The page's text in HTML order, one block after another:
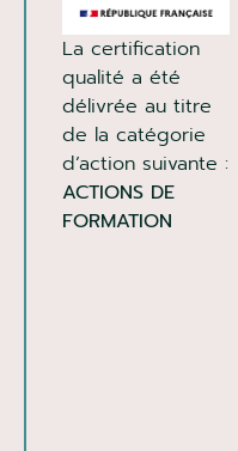
La certification
qualité a été
délivrée au titre
de la catégorie
d’action suivante :
ACTIONS DE
FORMATION